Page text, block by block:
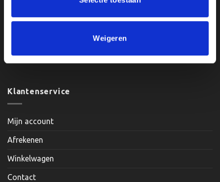
Weigeren
Openingstijden:
Maandag, Dinsdag, Donderdag, Vrijdag: 12:00 – 17:00
Zaterdag: Op Afspraak
Klantenservice
Mijn account
Afrekenen
Winkelwagen
Contact